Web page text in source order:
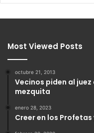
Most Viewed Posts
octubre 21, 2013
Vecinos piden al
mezquita
enero 28, 2023
Creer en los